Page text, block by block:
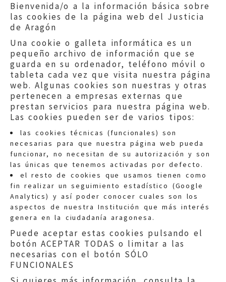
Bienvenida/o a la información básica sobre
las cookies de la página web del Justicia
de Aragón
Una cookie o galleta informática es un
pequeño archivo de información que se
guarda en su ordenador, teléfono móvil o
tableta cada vez que visita nuestra página
web. Algunas cookies son nuestras y otras
pertenecen a empresas externas que
prestan servicios para nuestra página web.
Las cookies pueden ser de varios tipos:
las cookies técnicas (funcionales) son
necesarias para que nuestra página web pueda
funcionar, no necesitan de su autorización y son
las únicas que tenemos activadas por defecto.
el resto de cookies que usamos tienen como
fin realizar un seguimiento estadístico (Google
Analytics) y así poder conocer cuales son los
aspectos de nuestra Institución que más interés
genera en la ciudadanía aragonesa.
Puede aceptar estas cookies pulsando el
botón ACEPTAR TODAS o limitar a las
necesarias con el botón SÓLO
FUNCIONALES
Quejas:quejas@eljusticiadearagon.es
Información general:
informacion@eljusticiadearagon.es
Teléfonos:900 210 210/